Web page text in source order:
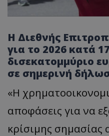
Η Διεθνής
για το 2026 κατά
δισεκατομμύριο
σε σημερινή
«Η
αποφάσεις για να
κρίσιμης σημασίας